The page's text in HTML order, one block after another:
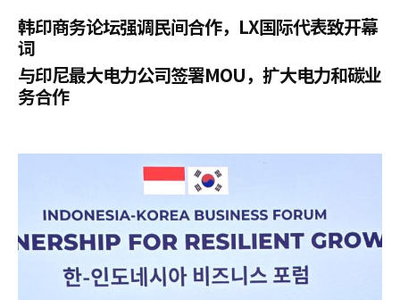
韩印商务论坛强调民间合作，LX国际代表致开幕
词
与印尼最大电力公司签署MOU，扩大电力和碳业
务合作